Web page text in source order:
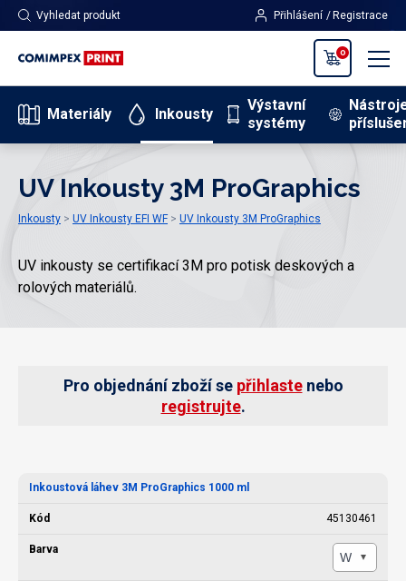
Vyhledat produkt Přihlášení Registrace
0
Materiály Inkousty
Výstavní
systémy
UV Inkousty 3M ProGraphics
Inkousty UV Inkousty EFI WF UV Inkousty 3M ProGraphics
UV inkousty se certifikací 3M pro potisk deskových a
rolových materiálů.
Pro objednání zboží se přihlastenebo
registrujte.
Inkoustová láhev 3M ProGraphics 1000 ml
45130461